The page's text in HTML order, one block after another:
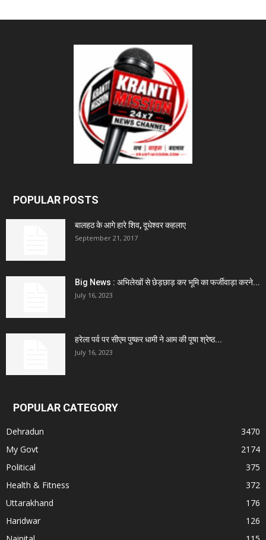
POPULAR POSTS
बालहठ के आगे हारे शिव, दूधेश्वर कहलाए
September 21, 2017
Big News : अभिलेखों से छेड़छाड़ कर भूमि का फर्जीवाड़ा करने...
July 16, 2023
हरेला पर्व पर सीएम पुष्कर धामी ने आम की पूषा श्रेष्ठ...
July 16, 2023
POPULAR CATEGORY
Dehradun
3470
My Govt
2174
Political
375
Health & Fitness
372
Uttarakhand
176
Haridwar
126